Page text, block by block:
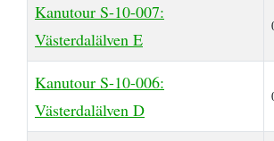
Kanutour S-10-007:
Västerdalälven E
Kanutour S-10-006:
Västerdalälven D